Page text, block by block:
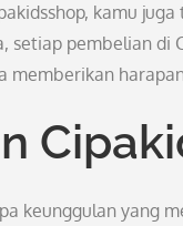
kamu
setiap pembelian di
memberikan
keunggulan yang